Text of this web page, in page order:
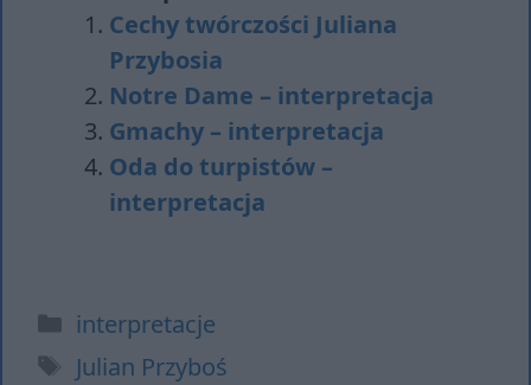
Cechy twórczości Juliana
Przybosia
Notre Dame – interpretacja
Gmachy – interpretacja
Oda do turpistów –
interpretacja
Kategorie
interpretacje
Tagi
Julian Przyboś